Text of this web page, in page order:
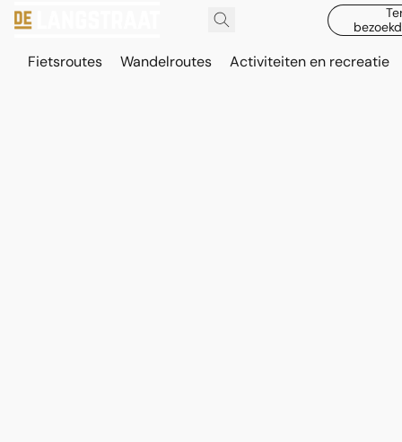
Fietsroutes Wandelroutes Activiteiten en recreatie